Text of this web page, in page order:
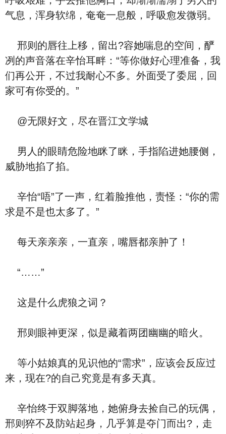
气息，浑身软绵，奄奄一息般，呼吸愈发微弱。
邢则的唇往上移，留出?容她喘息的空间，酽
冽的声音落在辛怡耳畔：“等你做好心理准备，我
们再公开，不过我耐心不多。外面受了委屈，回
家可有你受的。”
@无限好文，尽在晋江文学城
男人的眼睛危险地眯了眯，手指陷进她腰侧，
威胁地掐了掐。
辛怡“唔”了一声，红着脸推他，责怪：“你的需
求是不是也太多了。”
每天亲亲亲，一直亲，嘴唇都亲肿了！
“……”
这是什么虎狼之词？
邢则眼神更深，似是藏着两团幽幽的暗火。
等小姑娘真的见识他的“需求”，应该会反应过
来，现在?的自己究竟是有多天真。
辛怡终于双脚落地，她俯身去捡自己的玩偶，
邢则猝不及防站起身，几乎算是夺门而出?，走